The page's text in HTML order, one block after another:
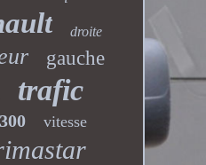
droite
gauche
trafic
vitesse